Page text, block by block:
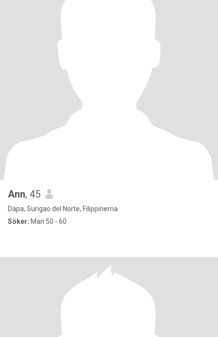
Ann, 45
Dapa, Surigao del Norte, Filippinerna
Söker: Man 50 - 60